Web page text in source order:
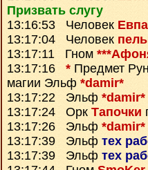
Призвать слугу
13:16:53 Человек
13:17:04 Человек
13:17:11 Гном
13:17:16 * Предмет
магии Эльф *damir*
13:17:22 Эльф *damir*
13:17:24 Орк Тапочки
13:17:26 Эльф *damir*
13:17:39 Эльф тех
13:17:39 Эльф тех